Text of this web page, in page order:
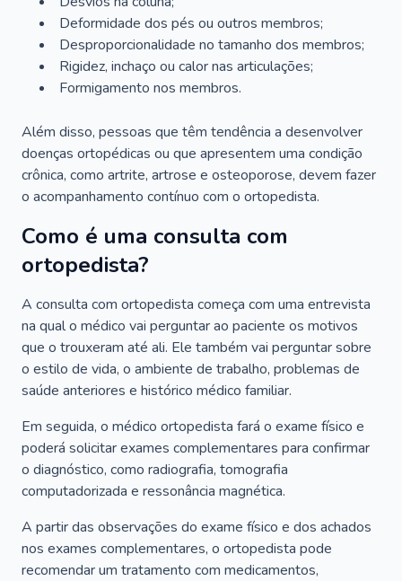
Deformidade dos pés ou outros membros;
Desproporcionalidade no tamanho dos membros;
Rigidez, inchaço ou calor nas articulações;
Formigamento nos membros.
Além disso, pessoas que têm tendência a desenvolver
doenças ortopédicas ou que apresentem uma condição
crônica, como artrite, artrose e osteoporose, devem fazer
o acompanhamento contínuo com o ortopedista.
Como é uma consulta com
ortopedista?
A consulta com ortopedista começa com uma entrevista
na qual o médico vai perguntar ao paciente os motivos
que o trouxeram até ali. Ele também vai perguntar sobre
o estilo de vida, o ambiente de trabalho, problemas de
saúde anteriores e histórico médico familiar.
Em seguida, o médico ortopedista fará o exame físico e
poderá solicitar exames complementares para confirmar
o diagnóstico, como radiografia, tomografia
computadorizada e ressonância magnética.
A partir das observações do exame físico e dos achados
nos exames complementares, o ortopedista pode
recomendar um tratamento com medicamentos,